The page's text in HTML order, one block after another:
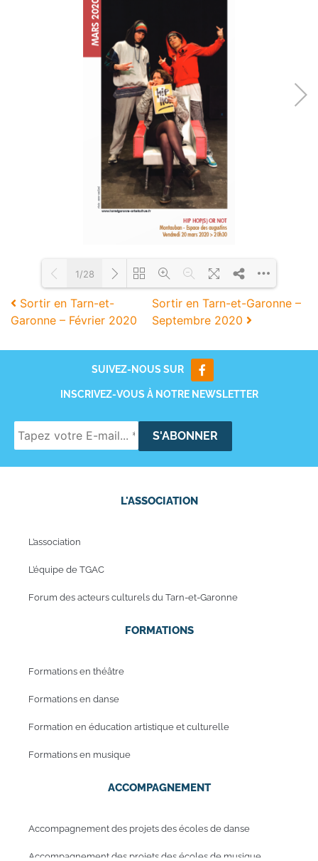
Loading PDF 88% ...
1/28
Sortir en Tarn-et-
Garonne – Février 2020
Sortir en Tarn-et-Garonne –
Septembre 2020
SUIVEZ-NOUS SUR
INSCRIVEZ-VOUS À NOTRE NEWSLETTER
L'ASSOCIATION
L’association
L’équipe de TGAC
Forum des acteurs culturels du Tarn-et-Garonne
FORMATIONS
Formations en théâtre
Formations en danse
Formation en éducation artistique et culturelle
Formations en musique
ACCOMPAGNEMENT
Accompagnement des projets des écoles de danse
Accompagnement des projets des écoles de musique